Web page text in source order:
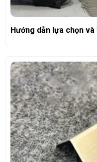
Hướng dẫn lựa chọn